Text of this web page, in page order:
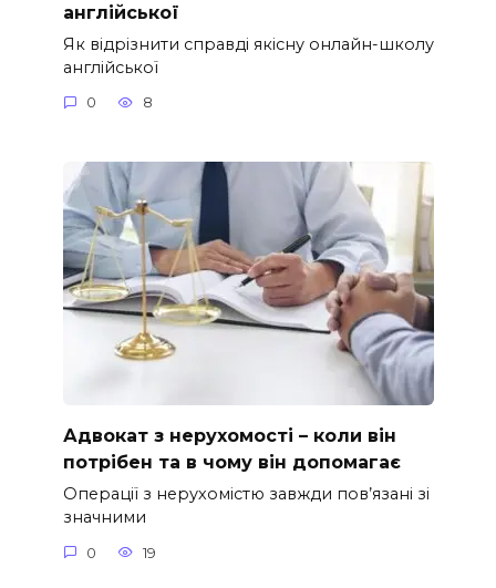
англійської
Як відрізнити справді якісну онлайн-школу
англійської
0 8
Адвокат з нерухомості – коли він
потрібен та в чому він допомагає
Операції з нерухомістю завжди пов’язані зі
значними
0 19